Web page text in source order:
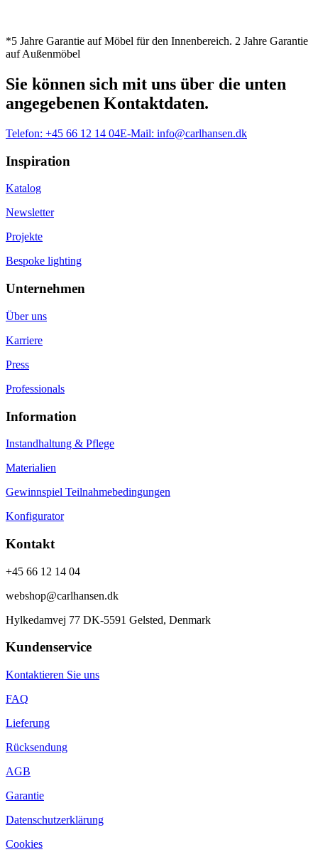
*5 Jahre Garantie auf Möbel für den Innenbereich. 2 Jahre Garantie
auf Außenmöbel
Sie können sich mit uns über die unten
angegebenen Kontaktdaten.
Telefon: +45 66 12 14 04E-Mail: info@carlhansen.dk
Inspiration
Katalog
Newsletter
Projekte
Bespoke lighting
Unternehmen
Über uns
Karriere
Press
Professionals
Information
Instandhaltung & Pflege
Materialien
Gewinnspiel Teilnahmebedingungen
Konfigurator
Kontakt
+45 66 12 14 04
webshop@carlhansen.dk
Hylkedamvej 77 DK-5591 Gelsted, Denmark
Kundenservice
Kontaktieren Sie uns
FAQ
Lieferung
Rücksendung
AGB
Garantie
Datenschutzerklärung
Cookies